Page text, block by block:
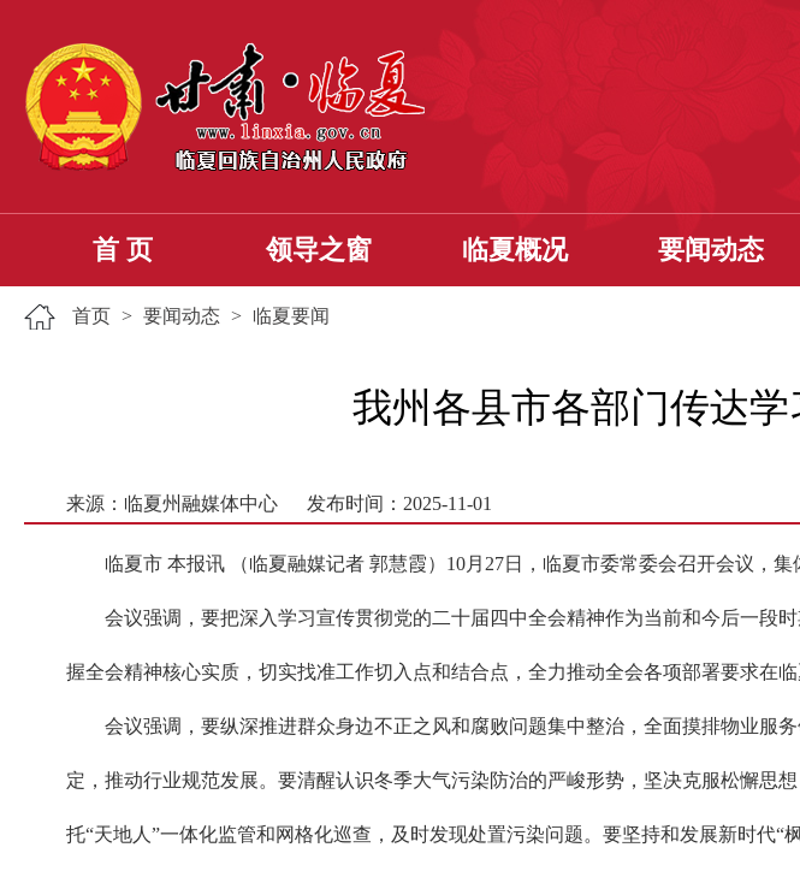
首 页 领导之窗 临夏概况 要闻动态
首页 > 要闻动态 > 临夏要闻
我州各县市各部门传达
来源：临夏州融媒体中心 发布时间：2025-11-01
临夏市 本报讯 （临夏融媒记者 郭慧霞）10月27日，临夏市委常委会召开会议，
会议强调，要把深入学习宣传贯彻党的二十届四中全会精神作为当前和今后一段
握全会精神核心实质，切实找准工作切入点和结合点，全力推动全会各项部署要求在
会议强调，要纵深推进群众身边不正之风和腐败问题集中整治，全面摸排物业服
定，推动行业规范发展。要清醒认识冬季大气污染防治的严峻形势，坚决克服松懈思
托“天地人”一体化监管和网格化巡查，及时发现处置污染问题。要坚持和发展新时代